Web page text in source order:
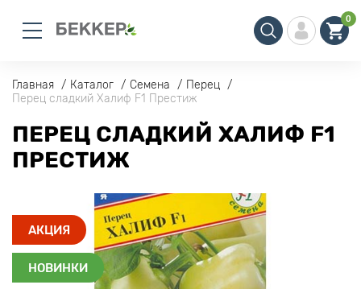
0
Главная Каталог Семена
Перец
Перец сладкий Халиф F1 Престиж
ПЕРЕЦ СЛАДКИЙ ХАЛИФ F1
ПРЕСТИЖ
АКЦИЯ
НОВИНКИ